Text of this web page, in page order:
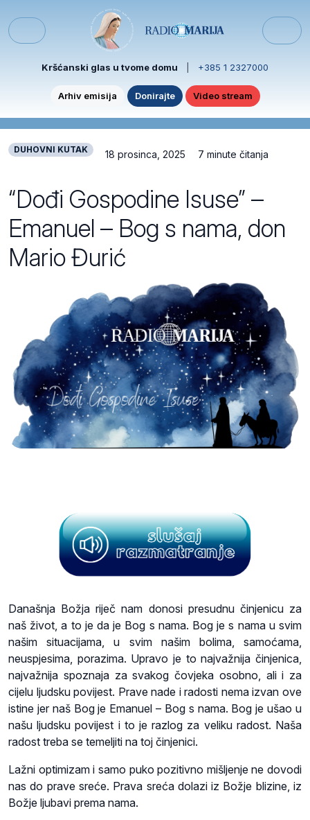
Menu
Kršćanski glas u tvome domu +385 1 2327000
Arhiv emisija Donirajte Video stream
DUHOVNI KUTAK 18 prosinca, 2025 7 minute čitanja
“Dođi Gospodine Isuse” –
Emanuel – Bog s nama, don
Mario Đurić
Današnja Božja riječ nam donosi presudnu činjenicu za
naš život, a to je da je Bog s nama. Bog je s nama u svim
našim situacijama, u svim našim bolima, samoćama,
neuspjesima, porazima. Upravo je to najvažnija činjenica,
najvažnija spoznaja za svakog čovjeka osobno, ali i za
cijelu ljudsku povijest. Prave nade i radosti nema izvan ove
istine jer naš Bog je Emanuel – Bog s nama. Bog je ušao u
našu ljudsku povijest i to je razlog za veliku radost. Naša
radost treba se temeljiti na toj činjenici.
Lažni optimizam i samo puko pozitivno mišljenje ne dovodi
nas do prave sreće. Prava sreća dolazi iz Božje blizine, iz
Božje ljubavi prema nama.